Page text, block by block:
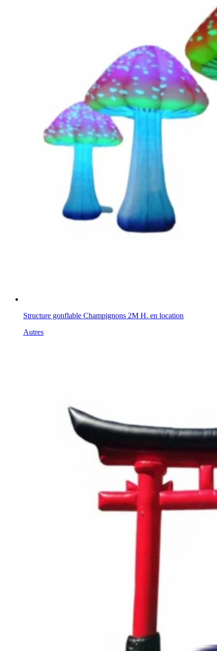
Structure gonflable Champignons 2M H. en location
Autres